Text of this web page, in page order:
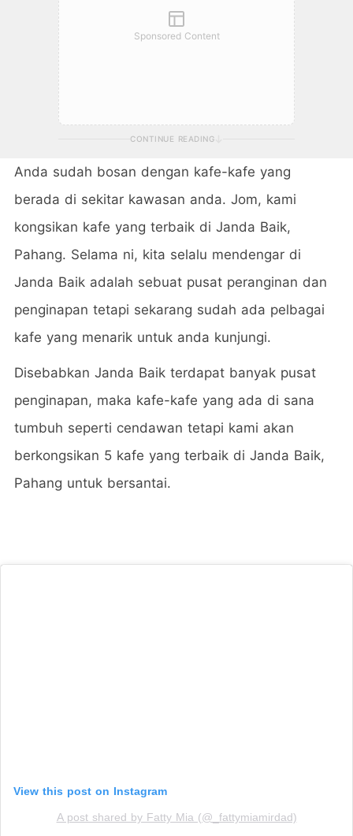
Sponsored Content
CONTINUE READING
Anda sudah bosan dengan kafe-kafe yang
berada di sekitar kawasan anda. Jom, kami
kongsikan kafe yang terbaik di Janda Baik,
Pahang. Selama ni, kita selalu mendengar di
Janda Baik adalah sebuat pusat peranginan dan
penginapan tetapi sekarang sudah ada pelbagai
kafe yang menarik untuk anda kunjungi.
Disebabkan Janda Baik terdapat banyak pusat
penginapan, maka kafe-kafe yang ada di sana
tumbuh seperti cendawan tetapi kami akan
berkongsikan 5 kafe yang terbaik di Janda Baik,
Pahang untuk bersantai.
View this post on Instagram
A post shared by Fatty Mia (@_fattymiamirdad)